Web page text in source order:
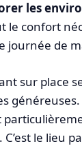
les
le confort
journée de
sur place
le lieu